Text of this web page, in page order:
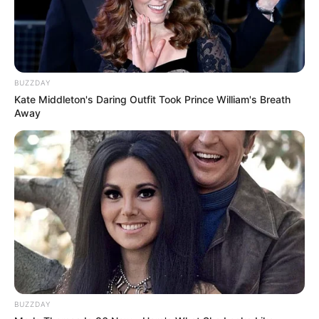
Mais do que uma questão trabalhista, o piso salarial representa
uma política de valorização da saúde preventiva
Ao garantir
remuneração justa e estável, o Estado fortalece a presença dos
agentes nas comunidades e melhora os indicadores de saúde
BUZZDAY
Kate Middleton's Daring Outfit Took Prince William's Breath
Away
BUZZDAY